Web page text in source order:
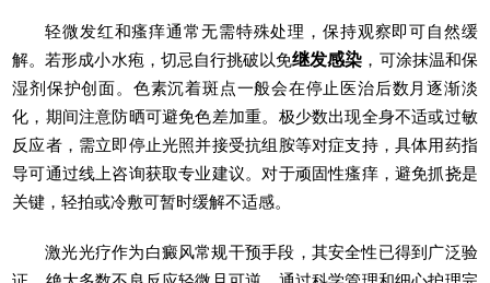
轻微发红和瘙痒通常无需特殊处理，保持观察即可自然缓
解。若形成小水疱，切忌自行挑破以免继发感染 ，可涂抹温和保
湿剂保护创面。色素沉着斑点一般会在停止医治后数月逐渐淡
化，期间注意防晒可避免色差加重。极少数出现全身不适或过敏
反应者，需立即停止光照并接受抗组胺等对症支持，具体用药指
导可通过线上咨询获取专业建议。对于顽固性瘙痒，避免抓挠是
关键，轻拍或冷敷可暂时缓解不适感。
激光光疗作为白癜风常规干预手段，其安全性已得到广泛验